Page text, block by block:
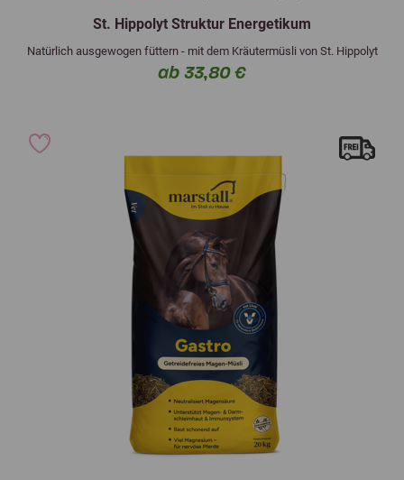
St. Hippolyt Struktur Energetikum
Natürlich ausgewogen füttern - mit dem Kräutermüsli von St. Hippolyt
ab 33,80 €